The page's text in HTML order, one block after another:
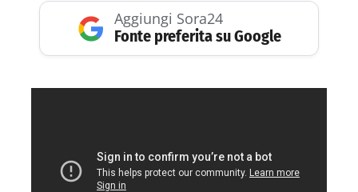
Aggiungi Sora24
Fonte preferita su Google